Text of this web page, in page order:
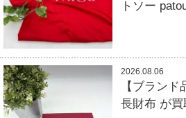
トソー
2026.08.06
【ブラン
長財布 が